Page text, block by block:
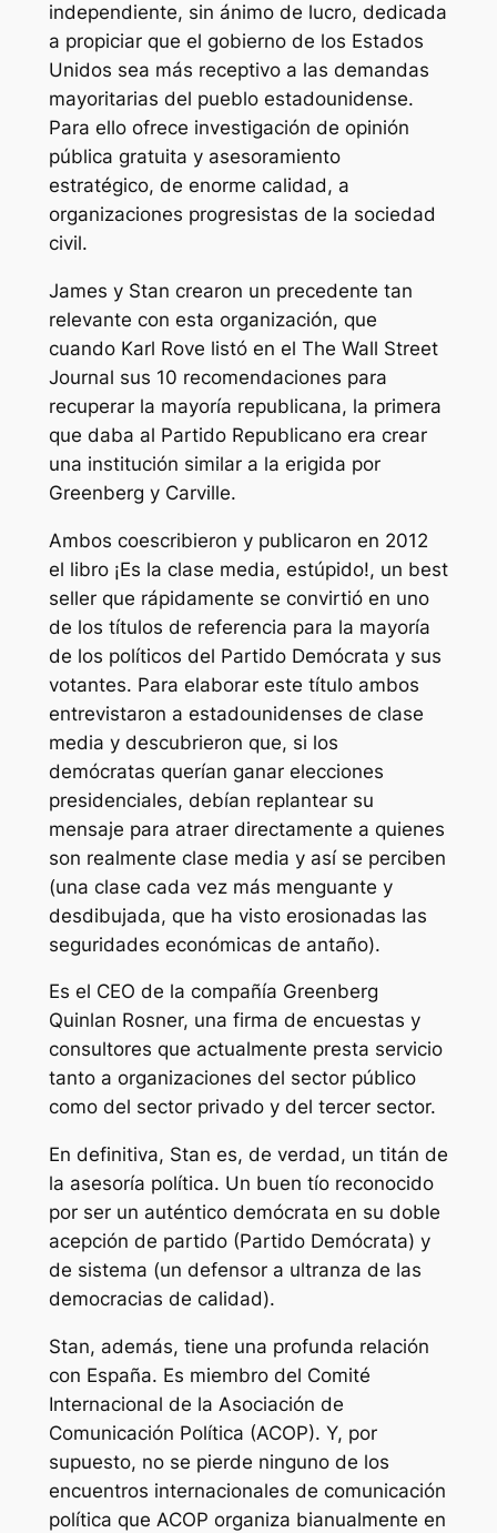
independiente, sin ánimo de lucro, dedicada
a propiciar que el gobierno de los Estados
Unidos sea más receptivo a las demandas
mayoritarias del pueblo estadounidense.
Para ello ofrece investigación de opinión
pública gratuita y asesoramiento
estratégico, de enorme calidad, a
organizaciones progresistas de la sociedad
civil.
James y Stan crearon un precedente tan
relevante con esta organización, que
cuando Karl Rove listó en el The Wall Street
Journal sus 10 recomendaciones para
recuperar la mayoría republicana, la primera
que daba al Partido Republicano era crear
una institución similar a la erigida por
Greenberg y Carville.
Ambos coescribieron y publicaron en 2012
el libro ¡Es la clase media, estúpido!, un best
sellerque rápidamente se convirtió en uno
de los títulos de referencia para la mayoría
de los políticos del Partido Demócrata y sus
votantes. Para elaborar este título ambos
entrevistaron a estadounidenses de clase
media y descubrieron que, si los
demócratas querían ganar elecciones
presidenciales, debían replantear su
mensaje para atraer directamente a quienes
son realmente clase media y así se perciben
(una clase cada vez más menguante y
desdibujada, que ha visto erosionadas las
seguridades económicas de antaño).
Es el CEO de la compañía Greenberg
Quinlan Rosner, una firma de encuestas y
consultores que actualmente presta servicio
tanto a organizaciones del sector público
como del sector privado y del tercer sector.
En definitiva, Stan es, de verdad, un titán de
la asesoría política. Un buen tío reconocido
por ser un auténtico demócrata en su doble
acepción de partido (Partido Demócrata) y
de sistema (un defensor a ultranza de las
democracias de calidad).
Stan, además, tiene una profunda relación
con España. Es miembro del Comité
Internacional de la Asociación de
Comunicación Política (ACOP). Y, por
supuesto, no se pierde ninguno de los
encuentros internacionales de comunicación
política que ACOP organiza bianualmente en